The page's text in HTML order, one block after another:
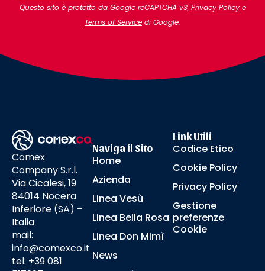
Questo sito è protetto da Google reCAPTCHA v3, Privacy Policye
Terms of Service di Google.
Comex
Company S.r.l.
Via Cicalesi, 19
84014 Nocera
Inferiore (SA) –
Italia
mail:
info@comexco.it
tel: +39 081
Naviga il Sito
Home
Azienda
Linea Vesù
Linea Bella Rosa
Linea Don Mimì
News
Link Utili
Codice Etico
Cookie Policy
Privacy Policy
Gestione
preferenze
Cookie